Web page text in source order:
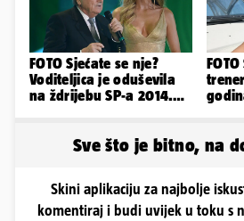
FOTO Sjećate se nje?
Voditeljica je oduševila
na ždrijebu SP-a 2014.
Sve što je bitno, na
Skini aplikaciju za najbolje
komentiraj i budi uvijek u toku s